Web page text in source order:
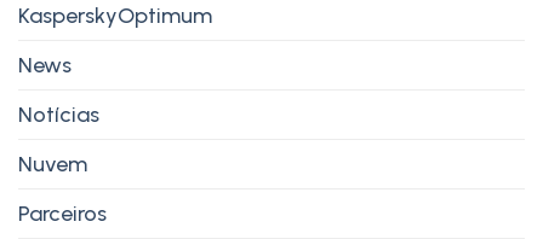
KasperskyOptimum
News
Notícias
Nuvem
Parceiros